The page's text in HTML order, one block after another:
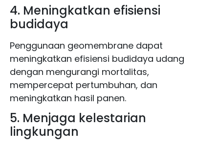
4. Meningkatkan efisiensi
budidaya
Penggunaan geomembrane dapat
meningkatkan efisiensi budidaya udang
dengan mengurangi mortalitas,
mempercepat pertumbuhan, dan
meningkatkan hasil panen.
5. Menjaga kelestarian
lingkungan